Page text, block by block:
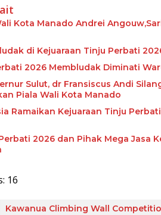
Kota Manado Andrei
di Kejuaraan Tinju Perbati
2026 Membludak Diminati
Sulut, dr Fransiscus Andi
Piala Wali Kota Manado
Ramaikan Kejuaraan Tinju
2026 dan Pihak Mega Jasa
16
Kawanua Climbing Wall